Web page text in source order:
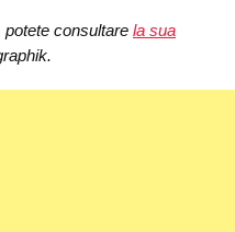
consultare la sua